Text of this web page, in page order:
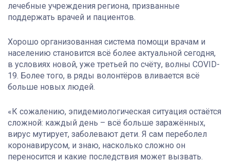
лечебные учреждения региона, призванные
поддержать врачей и пациентов.
Хорошо организованная система помощи врачам и
населению становится всё более актуальной сегодня,
в условиях новой, уже третьей по счёту, волны COVID-
19. Более того, в ряды волонтёров вливается всё
больше новых людей.
«К сожалению, эпидемиологическая ситуация остаётся
сложной: каждый день – всё больше заражённых,
вирус мутирует, заболевают дети. Я сам переболел
коронавирусом, и знаю, насколько сложно он
переносится и какие последствия может вызвать.